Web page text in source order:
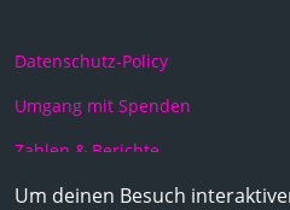
Datenschutz-Policy
Umgang mit Spenden
Zahlen & Berichte
Statuten
Um deinen Besuch